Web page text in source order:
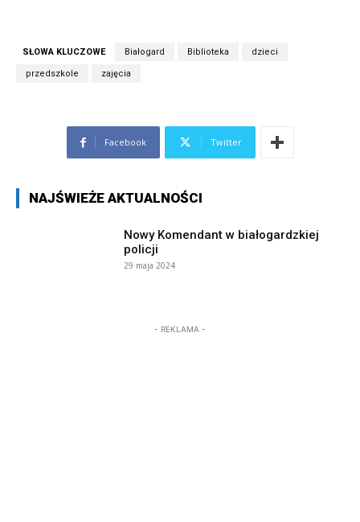
SŁOWA KLUCZOWE Białogard Biblioteka dzieci
przedszkole zajęcia
Facebook Twitter
NAJŚWIEŻE AKTUALNOŚCI
Nowy Komendant w białogardzkiej
policji
29 maja 2024
- REKLAMA -